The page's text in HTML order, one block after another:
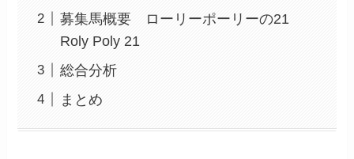
募集馬概要 ローリーポーリーの21
Roly Poly 21
総合分析
まとめ